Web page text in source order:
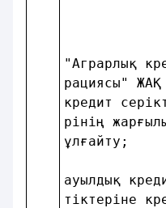
"Аграрлық
рациясы"
кредит
рiнiң
ауылдық
тiктерiне